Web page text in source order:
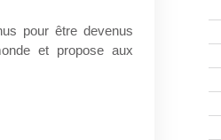
pour être devenus
et propose aux